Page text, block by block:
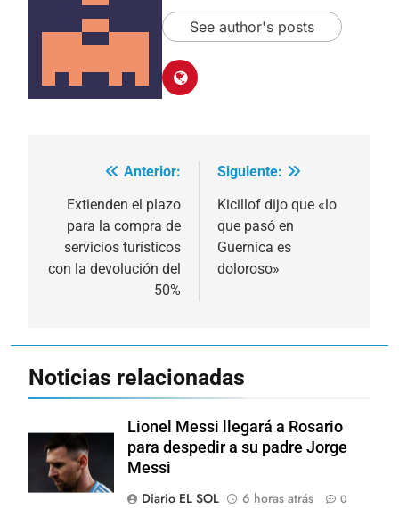
See author's posts
Navegación
de
entradas
Anterior:
Extienden el plazo
para la compra de
servicios turísticos
con la devolución del
50%
Siguiente:
Kicillof dijo que «lo
que pasó en
Guernica es
doloroso»
Noticias relacionadas
Lionel Messi llegará a Rosario
para despedir a su padre Jorge
Messi
Diario EL SOL
6 horas atrás 0